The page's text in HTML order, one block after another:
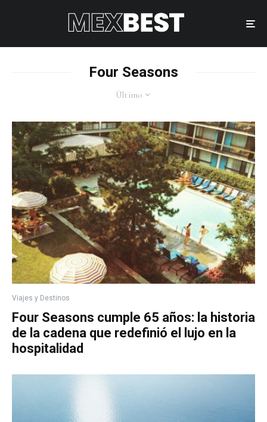
Four Seasons
Último
Viajes y Destinos
Four Seasons cumple 65 años: la historia
de la cadena que redefinió el lujo en la
hospitalidad